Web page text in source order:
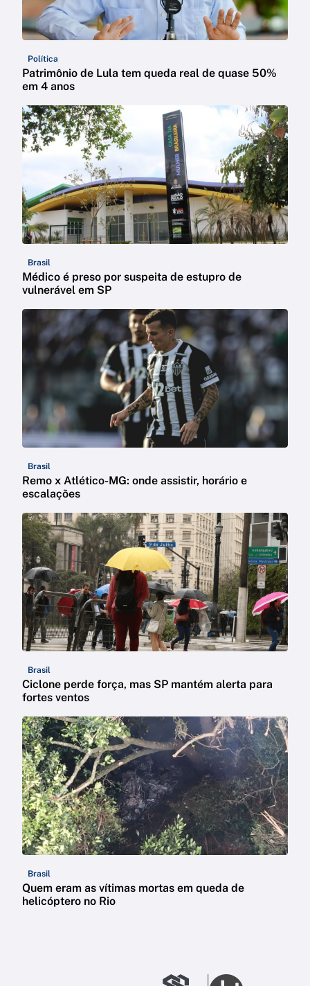
Política
Patrimônio de Lula tem queda real de quase 50%
em 4 anos
Brasil
Médico é preso por suspeita de estupro de
vulnerável em SP
Brasil
Remo x Atlético-MG: onde assistir, horário e
escalações
Brasil
Ciclone perde força, mas SP mantém alerta para
fortes ventos
Brasil
Quem eram as vítimas mortas em queda de
helicóptero no Rio